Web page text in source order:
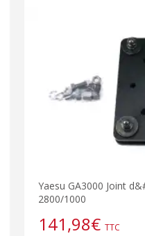
Yaesu GA3000 Joint
2800/1000
141,98€ TTC